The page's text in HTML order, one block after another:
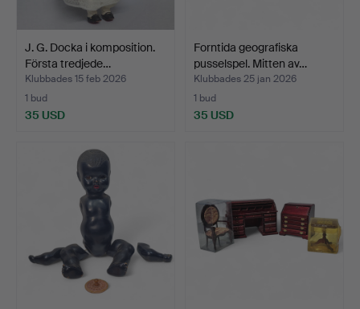
J. G. Docka i komposition.
Första tredjede…
Klubbades 15 feb 2026
1 bud
35 USD
Forntida geografiska
pusselspel. Mitten av…
Klubbades 25 jan 2026
1 bud
35 USD